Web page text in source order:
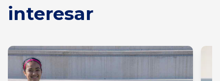
interesar